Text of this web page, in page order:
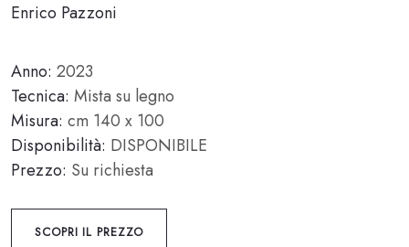
Enrico Pazzoni
Anno: 2023
Tecnica: Mista su legno
Misura: cm 140 x 100
Disponibilità: DISPONIBILE
Prezzo: Su richiesta
SCOPRI IL PREZZO